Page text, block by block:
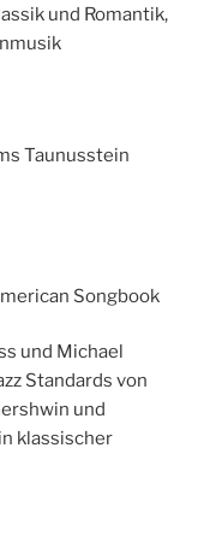
und Romantik,
Taunusstein
Songbook
und Michael
Standards von
und
klassischer